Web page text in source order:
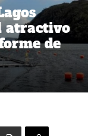
atractivo
de